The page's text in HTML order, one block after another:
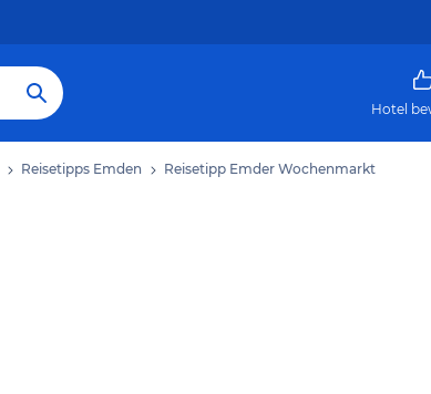
Hotel
Reisetipps Emden Reisetipp Emder Wochenmarkt